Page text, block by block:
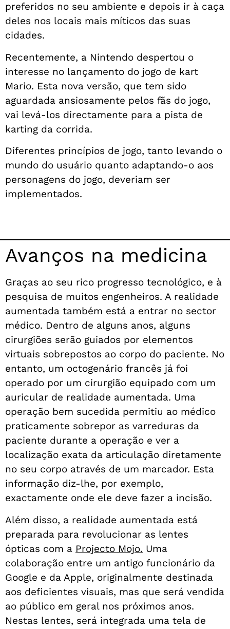
preferidos no seu ambiente e depois ir à caça
deles nos locais mais míticos das suas
cidades.
Recentemente, a Nintendo despertou o
interesse no lançamento do jogo de kart
Mario. Esta nova versão, que tem sido
aguardada ansiosamente pelos fãs do jogo,
vai levá-los directamente para a pista de
karting da corrida.
Diferentes princípios de jogo, tanto levando o
mundo do usuário quanto adaptando-o aos
personagens do jogo, deveriam ser
implementados.
Avanços na medicina
Graças ao seu rico progresso tecnológico, e à
pesquisa de muitos engenheiros. A realidade
aumentada também está a entrar no sector
médico. Dentro de alguns anos, alguns
cirurgiões serão guiados por elementos
virtuais sobrepostos ao corpo do paciente. No
entanto, um octogenário francês já foi
operado por um cirurgião equipado com um
auricular de realidade aumentada. Uma
operação bem sucedida permitiu ao médico
praticamente sobrepor as varreduras da
paciente durante a operação e ver a
localização exata da articulação diretamente
no seu corpo através de um marcador. Esta
informação diz-lhe, por exemplo,
exactamente onde ele deve fazer a incisão.
Além disso, a realidade aumentada está
preparada para revolucionar as lentes
ópticas com a Projecto Mojo. Uma
colaboração entre um antigo funcionário da
Google e da Apple, originalmente destinada
aos deficientes visuais, mas que será vendida
ao público em geral nos próximos anos.
Nestas lentes, será integrada uma tela de